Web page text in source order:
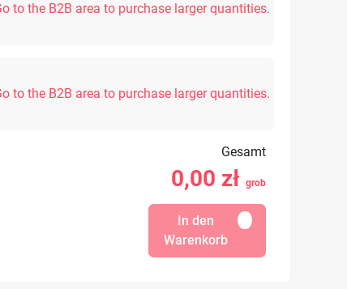
to the B2B area to purchase larger quantities.
to the B2B area to purchase larger quantities.
Gesamt
0,00 zł grob
In den
Warenkorb